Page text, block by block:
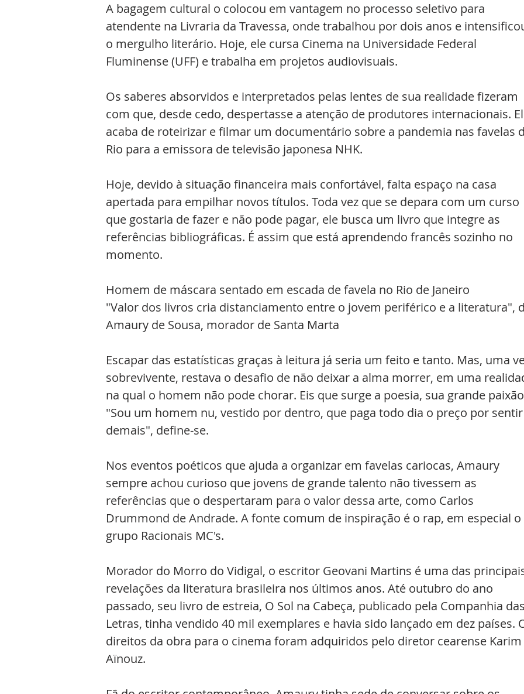
A bagagem cultural o colocou em vantagem no processo seletivo para
atendente na Livraria da Travessa, onde trabalhou por dois anos e
o mergulho literário. Hoje, ele cursa Cinema na Universidade Federal
Fluminense (UFF) e trabalha em projetos audiovisuais.
Os saberes absorvidos e interpretados pelas lentes de sua realidade fizeram
com que, desde cedo, despertasse a atenção de produtores internacionais.
acaba de roteirizar e filmar um documentário sobre a pandemia nas favelas
Rio para a emissora de televisão japonesa NHK.
Hoje, devido à situação financeira mais confortável, falta espaço na casa
apertada para empilhar novos títulos. Toda vez que se depara com um curso
que gostaria de fazer e não pode pagar, ele busca um livro que integre as
referências bibliográficas. É assim que está aprendendo francês sozinho no
momento.
Homem de máscara sentado em escada de favela no Rio de Janeiro
"Valor dos livros cria distanciamento entre o jovem periférico e a literatura",
Amaury de Sousa, morador de Santa Marta
Escapar das estatísticas graças à leitura já seria um feito e tanto. Mas, uma
sobrevivente, restava o desafio de não deixar a alma morrer, em uma
na qual o homem não pode chorar. Eis que surge a poesia, sua grande
"Sou um homem nu, vestido por dentro, que paga todo dia o preço por
demais", define-se.
Nos eventos poéticos que ajuda a organizar em favelas cariocas, Amaury
sempre achou curioso que jovens de grande talento não tivessem as
referências que o despertaram para o valor dessa arte, como Carlos
Drummond de Andrade. A fonte comum de inspiração é o rap, em especial o
grupo Racionais MC's.
Morador do Morro do Vidigal, o escritor Geovani Martins é uma das
revelações da literatura brasileira nos últimos anos. Até outubro do ano
passado, seu livro de estreia, O Sol na Cabeça, publicado pela Companhia
Letras, tinha vendido 40 mil exemplares e havia sido lançado em dez países.
direitos da obra para o cinema foram adquiridos pelo diretor cearense Karim
Aïnouz.